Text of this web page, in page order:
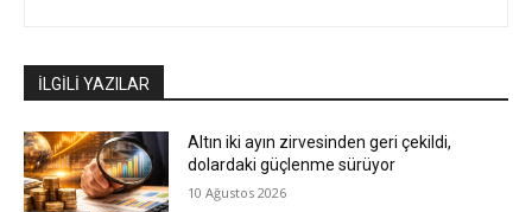
İLGİLİ YAZILAR
Altın iki ayın zirvesinden geri çekildi,
dolardaki güçlenme sürüyor
10 Ağustos 2026